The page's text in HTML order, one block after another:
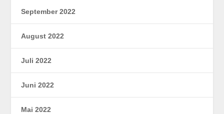
September 2022
August 2022
Juli 2022
Juni 2022
Mai 2022